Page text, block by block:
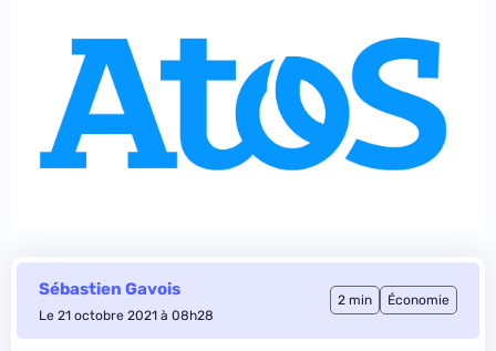
Sébastien Gavois
Le 21 octobre 2021 à 08h28
2 min Économie